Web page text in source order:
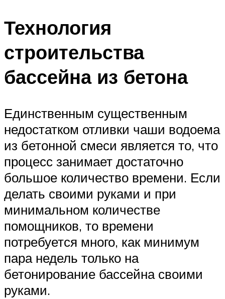
Технология
строительства
бассейна из бетона
Единственным существенным
недостатком отливки чаши водоема
из бетонной смеси является то, что
процесс занимает достаточно
большое количество времени. Если
делать своими руками и при
минимальном количестве
помощников, то времени
потребуется много, как минимум
пара недель только на
бетонирование бассейна своими
руками.